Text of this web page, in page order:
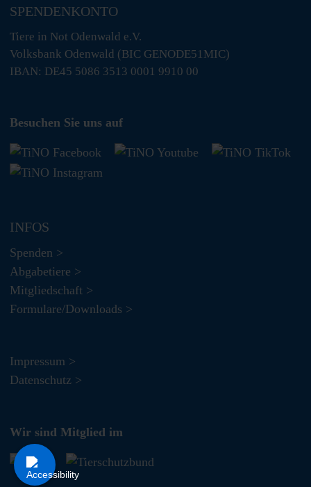
SPENDENKONTO
Tiere in Not Odenwald e.V.
Volksbank Odenwald (BIC GENODE51MIC)
IBAN: DE45 5086 3513 0001 9910 00
Besuchen Sie uns auf
INFOS
Spenden >
Abgabetiere >
Mitgliedschaft >
Formulare/Downloads >
Impressum >
Datenschutz >
Wir sind Mitglied im